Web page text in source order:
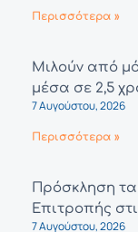
Περισσότερα »
Μιλούν από
μέσα σε 2,5
7 Αυγούστου, 2026
Περισσότερα »
Πρόσκληση
Επιτροπής
7 Αυγούστου, 2026